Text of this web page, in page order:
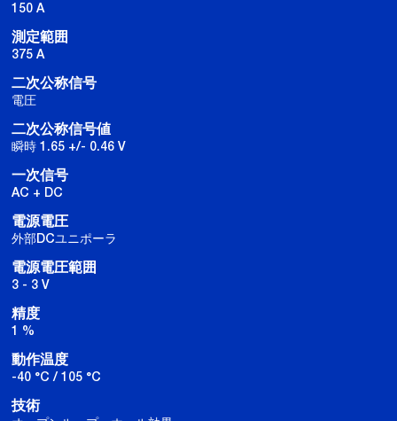
150 A
測定範囲
375 A
二次公称信号
電圧
二次公称信号値
瞬時 1.65 +/- 0.46 V
一次信号
AC + DC
電源電圧
外部DCユニポーラ
電源電圧範囲
3 - 3 V
精度
1 %
動作温度
-40 °C / 105 °C
技術